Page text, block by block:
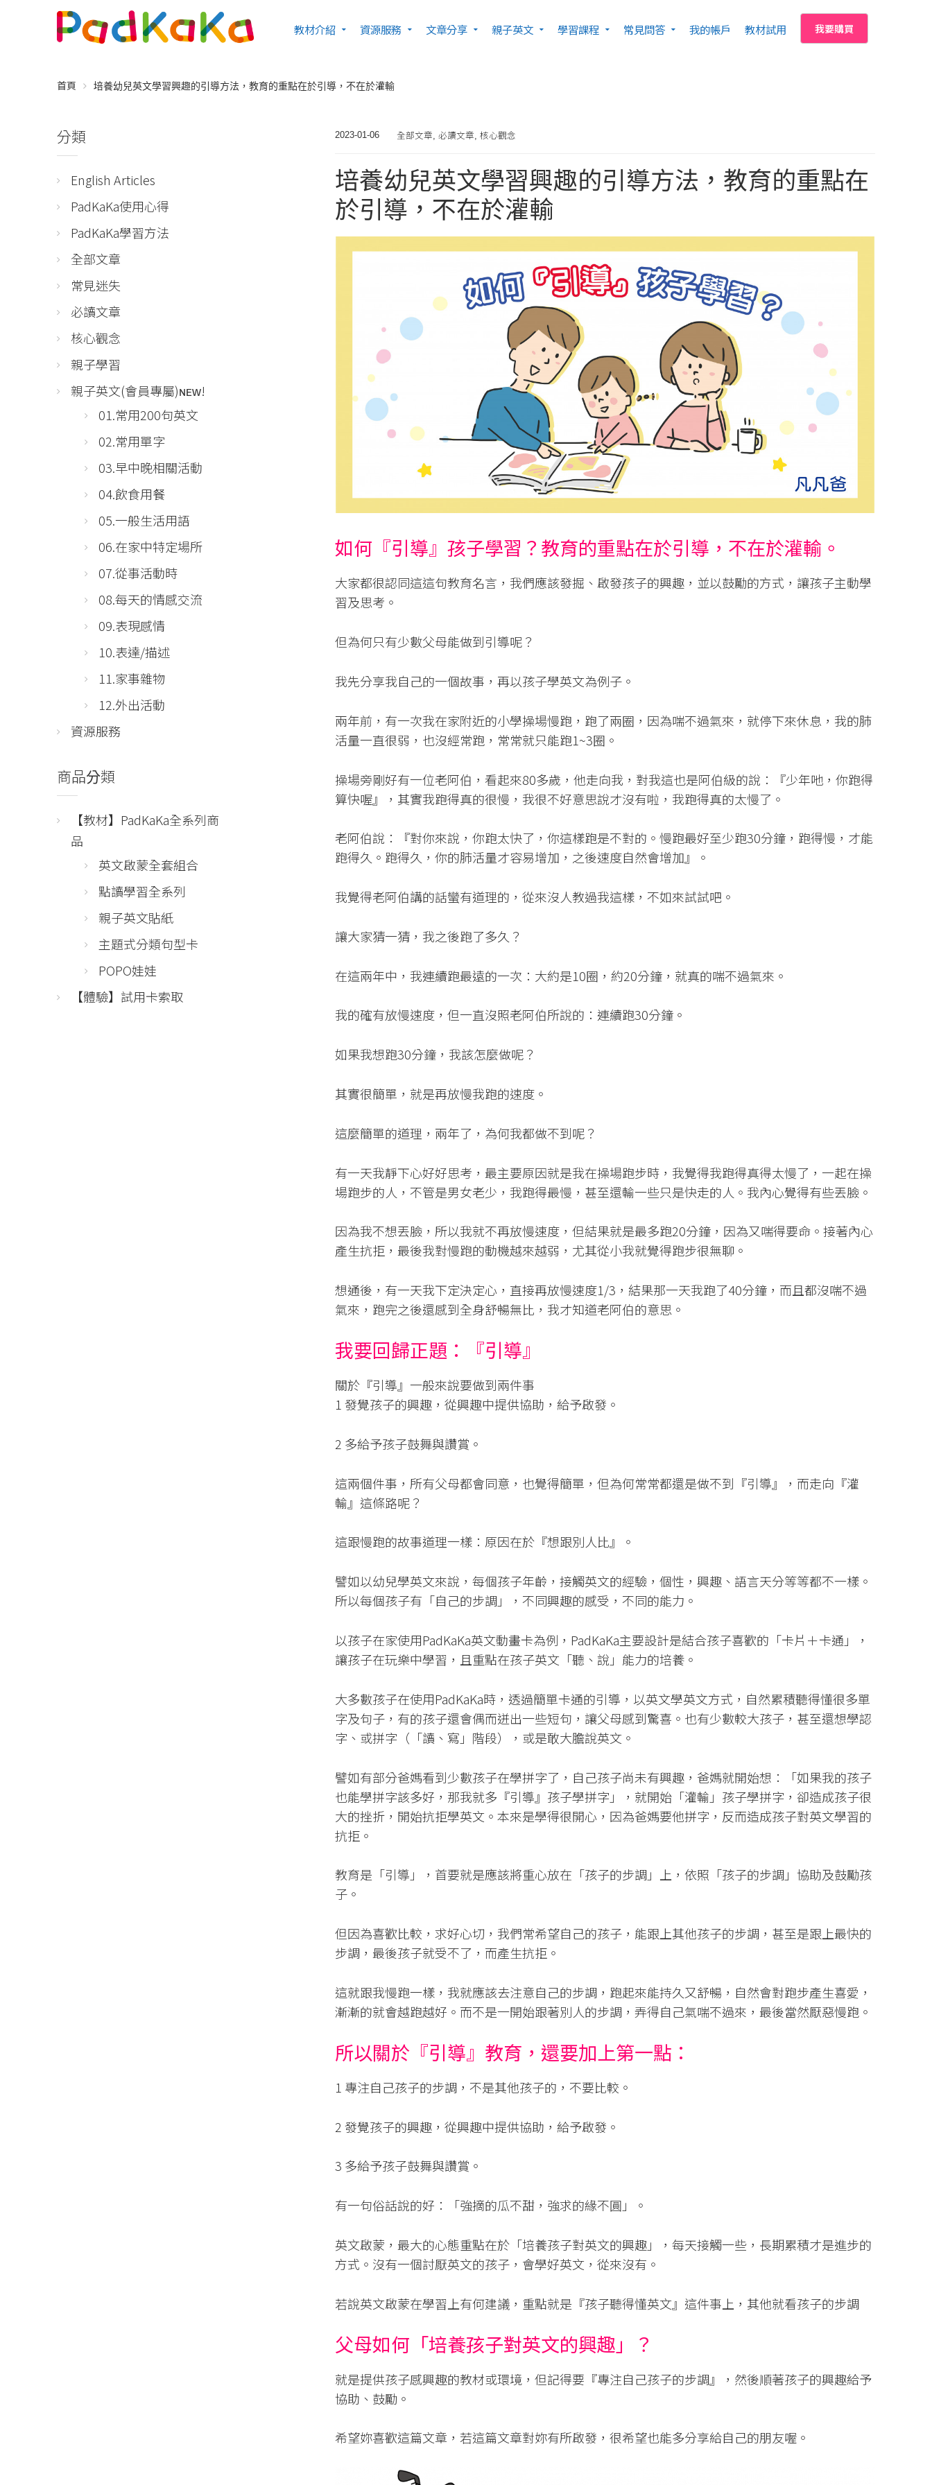
教材介紹 資源服務 文章分享 親子英文 學習課程 常見問答 我的帳戶 教材試用 我要購買
首頁 培養幼兒英文學習興趣的引導方法，教育的重點在於引導，不在於灌輸
2023-01-06 全部文章,必讀文章,核心觀念
培養幼兒英文學習興趣的引導方法，教育的重點在
於引導，不在於灌輸
如何『引導』孩子學習？教育的重點在於引導，不在於灌輸。
大家都很認同這這句教育名言，我們應該發掘、啟發孩子的興趣，並以鼓勵的方式，讓孩子主動學
習及思考。
但為何只有少數父母能做到引導呢？
我先分享我自己的一個故事，再以孩子學英文為例子。
兩年前，有一次我在家附近的小學操場慢跑，跑了兩圈，因為喘不過氣來，就停下來休息，我的肺
活量一直很弱，也沒經常跑，常常就只能跑1~3圈。
操場旁剛好有一位老阿伯，看起來80多歲，他走向我，對我這也是阿伯級的說：『少年吔，你跑得
算快喔』，其實我跑得真的很慢，我很不好意思說才沒有啦，我跑得真的太慢了。
老阿伯說：『對你來說，你跑太快了，你這樣跑是不對的。慢跑最好至少跑30分鐘，跑得慢，才能
跑得久。跑得久，你的肺活量才容易增加，之後速度自然會增加』。
我覺得老阿伯講的話蠻有道理的，從來沒人教過我這樣，不如來試試吧。
讓大家猜一猜，我之後跑了多久？
在這兩年中，我連續跑最遠的一次：大約是10圈，約20分鐘，就真的喘不過氣來。
我的確有放慢速度，但一直沒照老阿伯所說的：連續跑30分鐘。
如果我想跑30分鐘，我該怎麼做呢？
其實很簡單，就是再放慢我跑的速度。
這麼簡單的道理，兩年了，為何我都做不到呢？
有一天我靜下心好好思考，最主要原因就是我在操場跑步時，我覺得我跑得真得太慢了，一起在操
場跑步的人，不管是男女老少，我跑得最慢，甚至還輸一些只是快走的人。我內心覺得有些丟臉。
因為我不想丟臉，所以我就不再放慢速度，但結果就是最多跑20分鐘，因為又喘得要命。接著內心
產生抗拒，最後我對慢跑的動機越來越弱，尤其從小我就覺得跑步很無聊。
想通後，有一天我下定決定心，直接再放慢速度1/3，結果那一天我跑了40分鐘，而且都沒喘不過
氣來，跑完之後還感到全身舒暢無比，我才知道老阿伯的意思。
我要回歸正題：『引導』
關於『引導』一般來說要做到兩件事
1 發覺孩子的興趣，從興趣中提供協助，給予啟發。
2 多給予孩子鼓舞與讚賞。
這兩個件事，所有父母都會同意，也覺得簡單，但為何常常都還是做不到『引導』，而走向『灌
輸』這條路呢？
這跟慢跑的故事道理一樣：原因在於『想跟別人比』。
譬如以幼兒學英文來說，每個孩子年齡，接觸英文的經驗，個性，興趣、語言天分等等都不一樣。
所以每個孩子有「自己的步調」，不同興趣的感受，不同的能力。
以孩子在家使用PadKaKa英文動畫卡為例，PadKaKa主要設計是結合孩子喜歡的「卡片＋卡通」，
讓孩子在玩樂中學習，且重點在孩子英文「聽、說」能力的培養。
大多數孩子在使用PadKaKa時，透過簡單卡通的引導，以英文學英文方式，自然累積聽得懂很多單
字及句子，有的孩子還會偶而迸出一些短句，讓父母感到驚喜。也有少數較大孩子，甚至還想學認
字、或拼字（「讀、寫」階段），或是敢大膽說英文。
譬如有部分爸媽看到少數孩子在學拼字了，自己孩子尚未有興趣，爸媽就開始想：「如果我的孩子
也能學拼字該多好，那我就多『引導』孩子學拼字」，就開始「灌輸」孩子學拼字，卻造成孩子很
大的挫折，開始抗拒學英文。本來是學得很開心，因為爸媽要他拼字，反而造成孩子對英文學習的
抗拒。
教育是「引導」，首要就是應該將重心放在「孩子的步調」上，依照「孩子的步調」協助及鼓勵孩
子。
但因為喜歡比較，求好心切，我們常希望自己的孩子，能跟上其他孩子的步調，甚至是跟上最快的
步調，最後孩子就受不了，而產生抗拒。
這就跟我慢跑一樣，我就應該去注意自己的步調，跑起來能持久又舒暢，自然會對跑步產生喜愛，
漸漸的就會越跑越好。而不是一開始跟著別人的步調，弄得自己氣喘不過來，最後當然厭惡慢跑。
所以關於『引導』教育，還要加上第一點：
1 專注自己孩子的步調，不是其他孩子的，不要比較。
2 發覺孩子的興趣，從興趣中提供協助，給予啟發。
3 多給予孩子鼓舞與讚賞。
有一句俗話說的好：「強摘的瓜不甜，強求的緣不圓」。
英文啟蒙，最大的心態重點在於「培養孩子對英文的興趣」，每天接觸一些，長期累積才是進步的
方式。沒有一個討厭英文的孩子，會學好英文，從來沒有。
若說英文啟蒙在學習上有何建議，重點就是『孩子聽得懂英文』這件事上，其他就看孩子的步調
父母如何「培養孩子對英文的興趣」？
就是提供孩子感興趣的教材或環境，但記得要『專注自己孩子的步調』，然後順著孩子的興趣給予
協助、鼓勵。
希望妳喜歡這篇文章，若這篇文章對妳有所啟發，很希望也能多分享給自己的朋友喔。
分類
English Articles
PadKaKa使用心得
PadKaKa學習方法
全部文章
常見迷失
必讀文章
核心觀念
親子學習
親子英文(會員專屬)ɴᴇᴡ!
01.常用200句英文
02.常用單字
03.早中晚相關活動
04.飲食用餐
05.一般生活用語
06.在家中特定場所
07.從事活動時
08.每天的情感交流
09.表現感情
10.表達/描述
11.家事雜物
12.外出活動
資源服務
商品分類
【教材】PadKaKa全系列商
品
英文啟蒙全套組合
點讀學習全系列
親子英文貼紙
主題式分類句型卡
POPO娃娃
【體驗】試用卡索取